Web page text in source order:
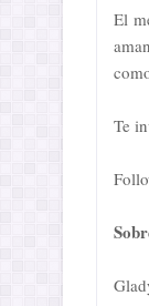
El
Te